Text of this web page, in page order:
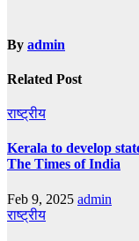
By admin
Related Post
राष्ट्रीय
Kerala to develop
The Times of India
Feb 9, 2025 admin
राष्ट्रीय